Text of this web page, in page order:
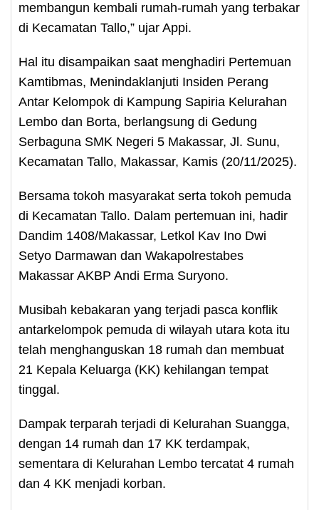
membangun kembali rumah-rumah yang terbakar
di Kecamatan Tallo,” ujar Appi.
Hal itu disampaikan saat menghadiri Pertemuan
Kamtibmas, Menindaklanjuti Insiden Perang
Antar Kelompok di Kampung Sapiria Kelurahan
Lembo dan Borta, berlangsung di Gedung
Serbaguna SMK Negeri 5 Makassar, Jl. Sunu,
Kecamatan Tallo, Makassar, Kamis (20/11/2025).
Bersama tokoh masyarakat serta tokoh pemuda
di Kecamatan Tallo. Dalam pertemuan ini, hadir
Dandim 1408/Makassar, Letkol Kav Ino Dwi
Setyo Darmawan dan Wakapolrestabes
Makassar AKBP Andi Erma Suryono.
Musibah kebakaran yang terjadi pasca konflik
antarkelompok pemuda di wilayah utara kota itu
telah menghanguskan 18 rumah dan membuat
21 Kepala Keluarga (KK) kehilangan tempat
tinggal.
Dampak terparah terjadi di Kelurahan Suangga,
dengan 14 rumah dan 17 KK terdampak,
sementara di Kelurahan Lembo tercatat 4 rumah
dan 4 KK menjadi korban.